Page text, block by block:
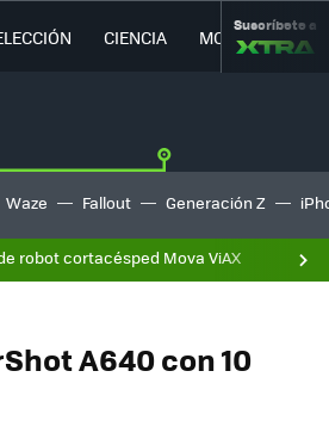
CIENCIA MOVILIDAD
Suscríbete a
Waze Fallout Generación Z
robot cortacésped Mova ViAX
A640 con 10